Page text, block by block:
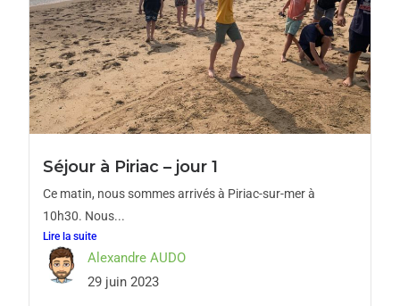
Séjour à Piriac – jour 1
Ce matin, nous sommes arrivés à Piriac-sur-mer à
10h30. Nous...
Lire la suite
Alexandre AUDO
29 juin 2023